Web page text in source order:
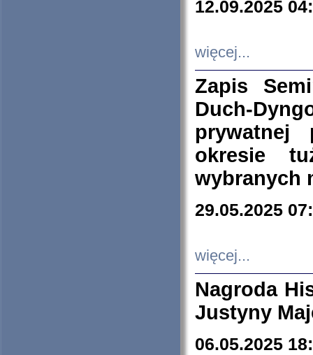
12.09.2025
więcej...
Zapis
Duch-
prywatnej
okresie
wybranych
29.05.2025
więcej...
Nagroda
Justyny
06.05.2025